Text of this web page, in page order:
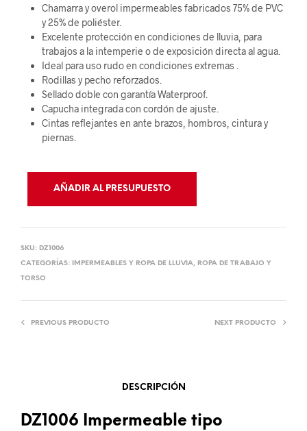
Chamarra y overol impermeables fabricados 75% de PVC
y 25% de poliéster.
Excelente protección en condiciones de lluvia, para
trabajos a la intemperie o de exposición directa al agua.
Ideal para uso rudo en condiciones extremas .
Rodillas y pecho reforzados.
Sellado doble con garantía Waterproof.
Capucha integrada con cordón de ajuste.
Cintas reflejantes en ante brazos, hombros, cintura y
piernas.
AÑADIR AL PRESUPUESTO
SKU: DZ1006
CATEGORÍAS: IMPERMEABLES Y ROPA DE LLUVIA, ROPA DE TRABAJO Y
TORSO
PREVIOUS PRODUCTO NEXT PRODUCTO
DESCRIPCIÓN
DZ1006 Impermeable tipo